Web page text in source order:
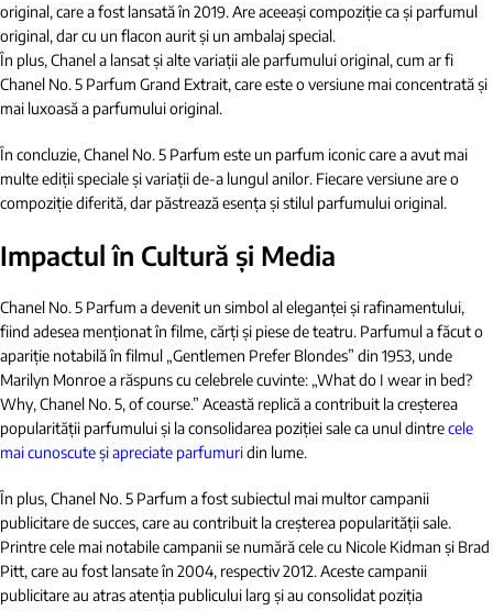
original, care a fost lansată în 2019. Are aceeași compoziție ca și parfumul
original, dar cu un flacon aurit și un ambalaj special.
În plus, Chanel a lansat și alte variații ale parfumului original, cum ar fi
Chanel No. 5 Parfum Grand Extrait, care este o versiune mai concentrată și
mai luxoasă a parfumului original.
În concluzie, Chanel No. 5 Parfum este un parfum iconic care a avut mai
multe ediții speciale și variații de-a lungul anilor. Fiecare versiune are o
compoziție diferită, dar păstrează esența și stilul parfumului original.
Impactul în Cultură și Media
Chanel No. 5 Parfum a devenit un simbol al eleganței și rafinamentului,
fiind adesea menționat în filme, cărți și piese de teatru. Parfumul a făcut o
apariție notabilă în filmul „Gentlemen Prefer Blondes” din 1953, unde
Marilyn Monroe a răspuns cu celebrele cuvinte: „What do I wear in bed?
Why, Chanel No. 5, of course.” Această replică a contribuit la creșterea
popularității parfumului și la consolidarea poziției sale ca unul dintrecele
mai cunoscute și apreciate parfumuridin lume.
În plus, Chanel No. 5 Parfum a fost subiectul mai multor campanii
publicitare de succes, care au contribuit la creșterea popularității sale.
Printre cele mai notabile campanii se numără cele cu Nicole Kidman și Brad
Pitt, care au fost lansate în 2004, respectiv 2012. Aceste campanii
publicitare au atras atenția publicului larg și au consolidat poziția